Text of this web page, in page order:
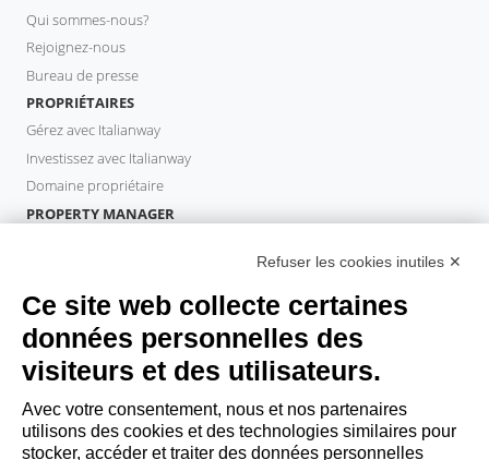
Qui sommes-nous?
Rejoignez-nous
Bureau de presse
PROPRIÉTAIRES
Gérez avec Italianway
Investissez avec Italianway
Domaine propriétaire
PROPERTY MANAGER
INVITÉS
Réservez un séjour
Séjour longue durée
Expériences pour les clients
Reductions pour les clients
Conventions pour les entreprises
Refuser les cookies inutiles ✕
Ce site web collecte certaines
données personnelles des
visiteurs et des utilisateurs.
Avec votre consentement, nous et nos partenaires
utilisons des cookies et des technologies similaires pour
stocker, accéder et traiter des données personnelles